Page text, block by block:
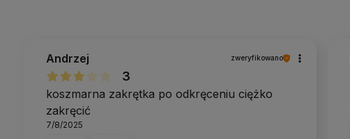
Andrzej zweryfikowano
3
koszmarna zakrętka po odkręceniu ciężko
zakręcić
7/8/2025